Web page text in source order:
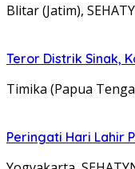
Blitar (Jatim),
Teror Distrik Sinak,
Timika (Papua
Peringati Hari Lahir